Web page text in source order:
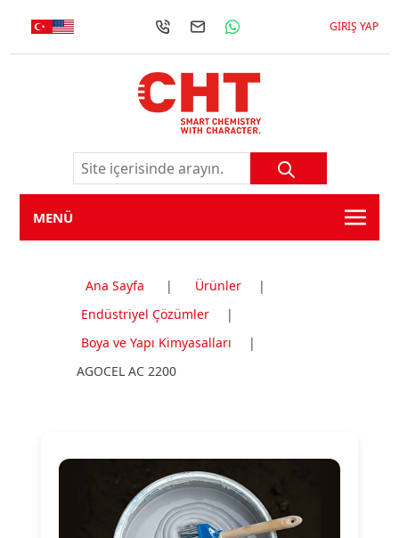
GIRIŞ YAP
MENÜ
Ana Sayfa | Ürünler
|
Endüstriyel Çözümler
|
Boya ve Yapı Kimyasalları
|
AGOCEL AC 2200